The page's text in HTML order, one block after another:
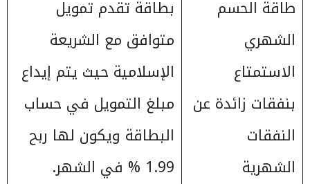
طاقة الحسم
الشهري
الاستمتاع
بنفقات زائدة عن
النفقات
الشهرية
بطاقة تقدم تمويل
متوافق مع الشريعة
الإسلامية حيث يتم إيداع
مبلغ التمويل في حساب
البطاقة ويكون لها ربح
1.99 % في الشهر.